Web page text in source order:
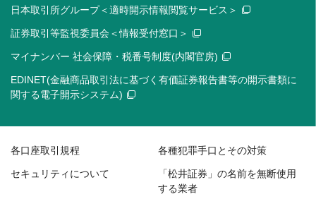
日本取引所グループ＜適時開示情報閲覧サービス＞
証券取引等監視委員会＜情報受付窓口＞
マイナンバー 社会保障・税番号制度(内閣官房)
EDINET(金融商品取引法に基づく有価証券報告書等の開示書類に
関する電子開示システム)
各口座取引規程 各種犯罪手口とその対策
セキュリティについて
「松井証券」の名前を無断使用
する業者